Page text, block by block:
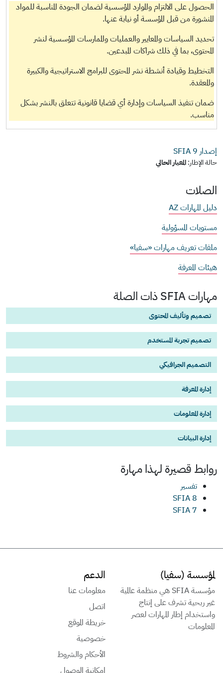
الحصول على الالتزام والموارد المؤسسية لضمان الجودة المناسبة للمواد
المنشورة من قبل المؤسسة أو نيابة عنها.
تحديد السياسات والمعايير والعمليات والممارسات المؤسسية لنشر
المحتوى، بما في ذلك شراكات المبدعين.
التخطيط وقيادة أنشطة نشر المحتوى للبرامج الاستراتيجية والكبيرة
والمعقدة.
ضمان تنفيذ السياسات وإدارة أي قضايا قانونية تتعلق بالنشر بشكل
مناسب.
إصدار SFIA 9
حالة الإطار:المعيار الحالي
الصلات
دليل المهارات AZ
مستويات المسؤولية
ملفات تعريف مهارات «سفيا»
هيئات المعرفة
مهارات SFIA ذات الصلة
تصميم وتأليف المحتوى
تصميم تجربة المستخدم
التصميم الجرافيكي
إدارة المعرفة
إدارة المعلومات
إدارة البيانات
روابط قصيرة لهذامهارة
تفسير
SFIA 8
SFIA 7
لمؤسسة (سفيا)
مؤسسة SFIA هي منظمة عالمية
غير ربحية تشرف على إنتاج
واستخدام إطار المهارات لعصر
المعلومات
الدعم
معلومات عنا
اتصل
خريطة الموقع
خصوصية
الأحكام والشروط
إمكانية الوصول